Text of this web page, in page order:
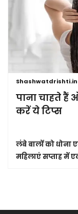
Shashwatdrishti.in
पाना चाहते हैं
करें ये टिप्स
लंबे बालों को
महिलाएं सप्ताह में